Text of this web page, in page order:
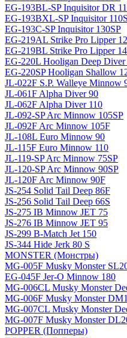
EG-193BL-SP Inquisitor DR
EG-193BXL-SP Inquisitor
EG-193C-SP Inquisitor 130SP
EG-219AL Strike Pro Lipper
EG-219BL Strike Pro Lipper
EG-220L Hooligan Deep Diver
EG-220SP Hooligan Shallow
JL-022F S.P. Walleye Minnow
JL-061F Alpha Diver 90
JL-062F Alpha Diver 110
JL-092-SP Arc Minnow 105SP
JL-092F Arc Minnow 105F
JL-108L Euro Minnow 90
JL-115F Euro Minnow 110
JL-119-SP Arc Minnow 75SP
JL-120-SP Arc Minnow 90SP
JL-120F Arc Minnow 90F
JS-254 Solid Tail Deep 86F
JS-256 Solid Tail Deep 66S
JS-275 IB Minnow JET 75
JS-276 IB Minnow JET 95
JS-299 B-Match Jet 150
JS-344 Hide Jerk 80 S
MONSTER (Монстры)
MG-005F Musky Monster
EG-045F Jer-O Minnow 180
MG-006CL Musky Monster
MG-006F Musky Monster
MG-007CL Musky Monster
MG-007F Musky Monster
POPPER (Попперы)